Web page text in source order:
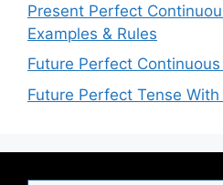
Present Perfect
Examples & Rules
Future Perfect
Future Perfect Tense
Type your email…